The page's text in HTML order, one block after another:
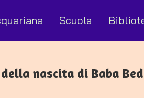
Scuola
nascita di Baba